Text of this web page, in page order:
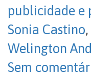
publicidade e
Sonia Castino,
Welington
Sem